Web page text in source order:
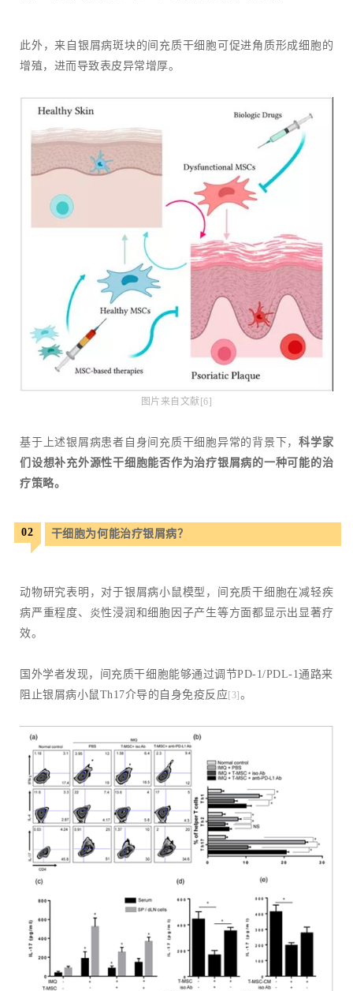
此外，来自银屑病斑块的间充质干细胞可促进角质形成细胞的
增殖，进而导致表皮异常增厚。
图片来自文献[6]
基于上述银屑病患者自身间充质干细胞异常的背景下， 科学家
们设想补充外源性干细胞能否作为治疗银屑病的一种可能的治
疗策略。
02 干细胞为何能治疗银屑病？
动物研究表明，对于银屑病小鼠模型，间充质干细胞在减轻疾
病严重程度、炎性浸润和细胞因子产生等方面都显示出显著疗
效。
国外学者发现，间充质干细胞能够通过调节PD-1/PDL-1通路来
阻止银屑病小鼠Th17介导的自身免疫反应[3]。